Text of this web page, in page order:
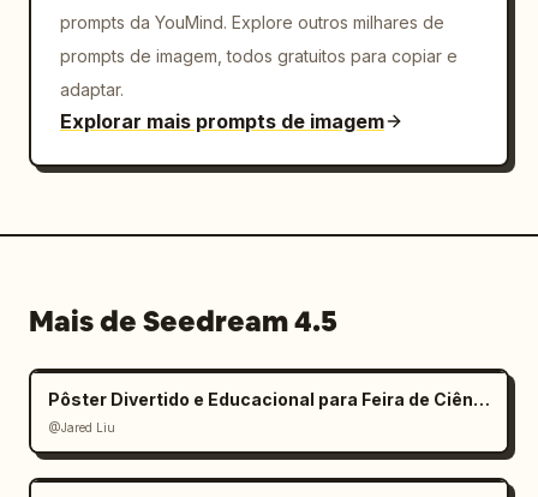
prompts da YouMind. Explore outros milhares de
prompts de imagem, todos gratuitos para copiar e
adaptar.
Explorar mais prompts de imagem
Mais de Seedream 4.5
Pôster Divertido e Educacional para Feira de Ciências Infantil
@Jared Liu